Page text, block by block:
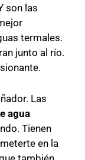
son las
termales.
junto al río.
Las
agua
Tienen
en la